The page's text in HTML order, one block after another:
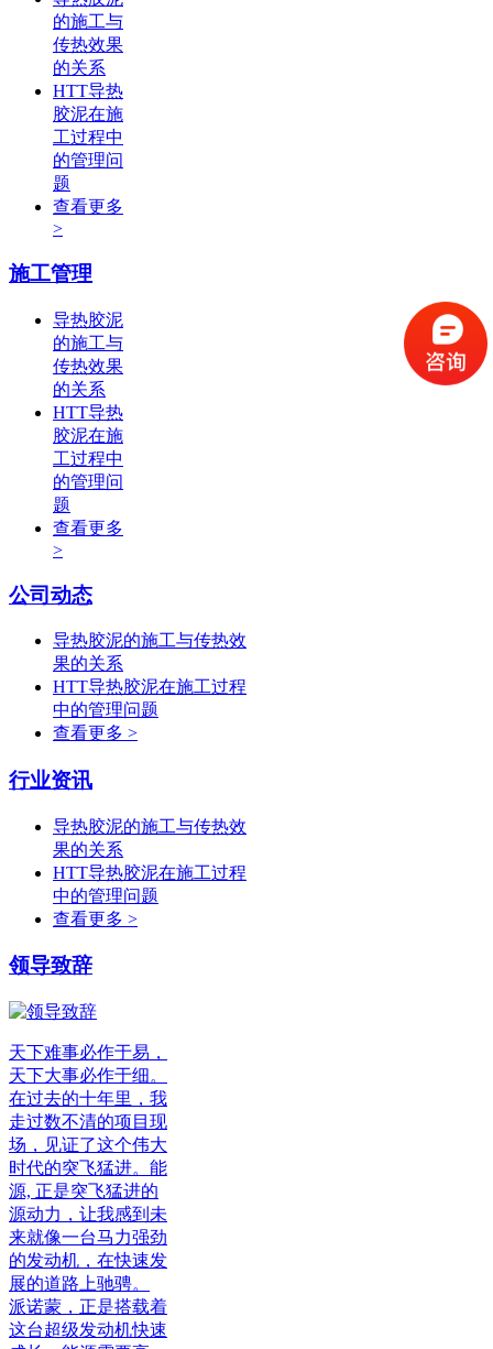
的施工与
传热效果
的关系
HTT导热
胶泥在施
工过程中
的管理问
题
查看更多
>
施工管理
导热胶泥
的施工与
传热效果
的关系
HTT导热
胶泥在施
工过程中
的管理问
题
查看更多
>
公司动态
导热胶泥的施工与传热效
果的关系
HTT导热胶泥在施工过程
中的管理问题
查看更多 >
行业资讯
导热胶泥的施工与传热效
果的关系
HTT导热胶泥在施工过程
中的管理问题
查看更多 >
领导致辞
天下难事必作于易，
天下大事必作于细。
在过去的十年里，我
走过数不清的项目现
场，见证了这个伟大
时代的突飞猛进。能
源, 正是突飞猛进的
源动力，让我感到未
来就像一台马力强劲
的发动机，在快速发
展的道路上驰骋。
派诺蒙，正是搭载着
这台超级发动机快速